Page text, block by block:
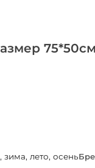
зима, лето, осень